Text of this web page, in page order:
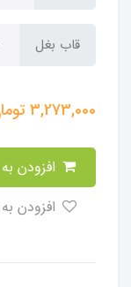
قاب بغل
3,273,000